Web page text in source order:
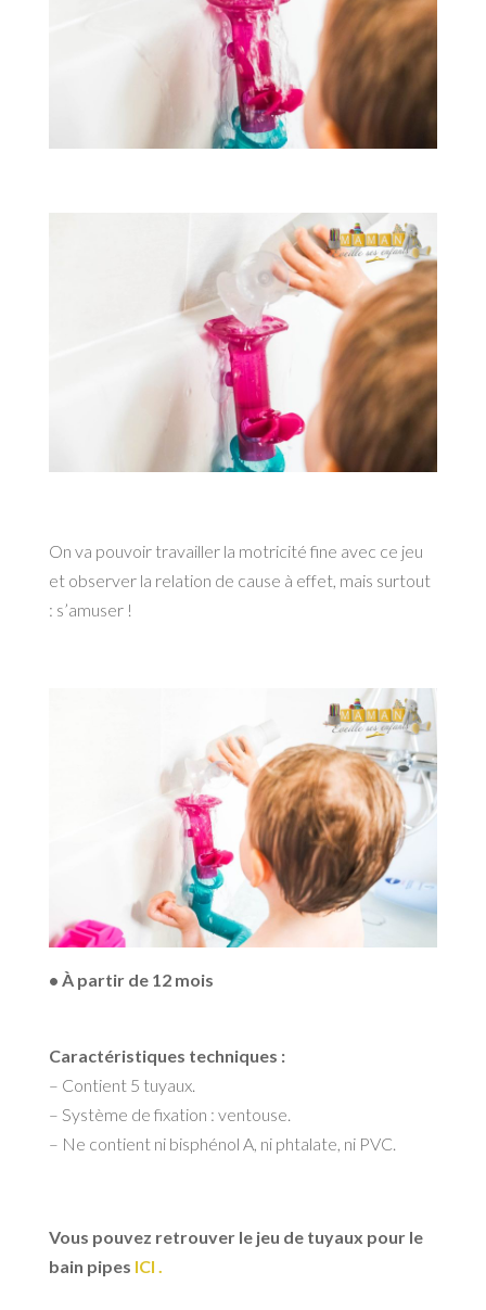
On va pouvoir travailler la motricité fine avec ce jeu
et observer la relation de cause à effet, mais surtout
: s’amuser !
• À partir de 12 mois
Caractéristiques techniques :
– Contient 5 tuyaux.
– Système de fixation : ventouse.
– Ne contient ni bisphénol A, ni phtalate, ni PVC.
Vous pouvez retrouver le jeu de tuyaux pour le
bain pipes ICI .